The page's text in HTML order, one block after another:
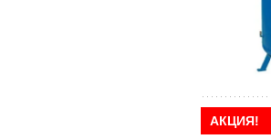
АКЦИЯ!